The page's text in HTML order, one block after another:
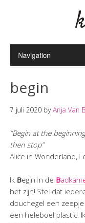
begin
7 juli 2020 byAnja Van
“Begin at the
then stop”
Alice in Wonderland,
Ik Begin in de Ba
het zijn! Stel dat
douchegel een
een heleboel plastic!